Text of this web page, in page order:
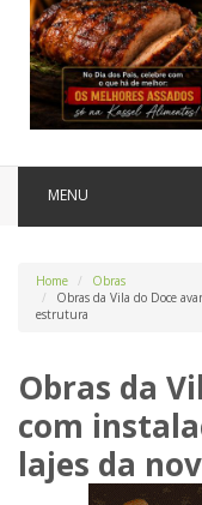
MENU
Home
Obras
Obras da Vila do Doce
estrutura
Obras da
com
lajes da